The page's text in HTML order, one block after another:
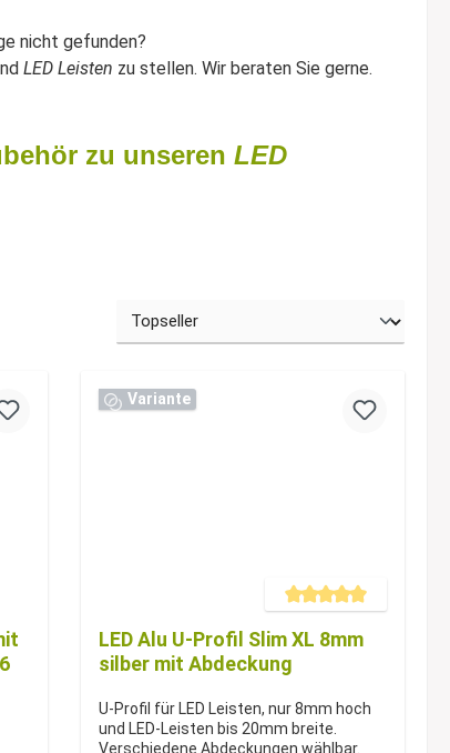
nicht gefunden?
LED Leisten zu stellen. Wir beraten Sie gerne.
zu unseren LED
Variante
Durchschnittliche Bewertung
LED Alu U-Profil Slim XL 8mm
silber mit Abdeckung
U-Profil für LED Leisten, nur 8mm hoch
und LED-Leisten bis 20mm breite.
Verschiedene Abdeckungen wählbar.